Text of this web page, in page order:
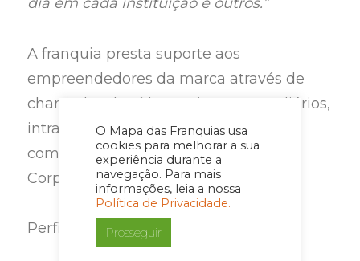
O Mapa das Franquias usa
cookies para melhorar a sua
experiência durante a
navegação. Para mais
informações, leia a nossa
Política de Privacidade.
Prosseguir
A franquia presta suporte aos
empreendedores da marca através de
chamadas de vídeo, treinamentos diários,
intranet, TV Velox, canais de
comunicação e com a Universidade
Corporativa.
Perfil e trabalho do franqueado